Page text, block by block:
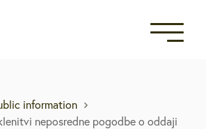
information
neposredne pogodbe o oddaji